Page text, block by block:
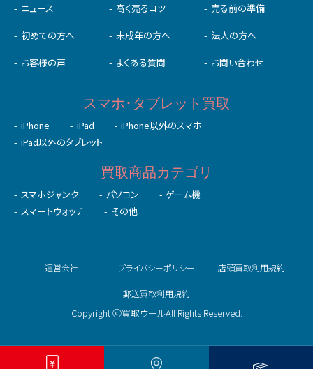
ニュース 高く売るコツ 売る前の準備
初めての⽅へ 未成年の⽅へ 法人の方へ
お客様の声 よくある質問 お問い合わせ
スマホ･タブレット買取
iPhone iPad
iPhone以外のスマホ
iPad以外のタブレット
買取商品カテゴリ
スマホジャンク パソコン
ゲーム機
スマートウォッチ
その他
Copyright ⓒ買取ウールAll Rights Reserved.
運営会社 プライバシーポリシー 店頭買取利用規約
郵送買取利用規約